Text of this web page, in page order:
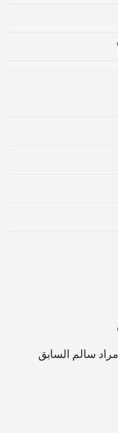
سالم السابق